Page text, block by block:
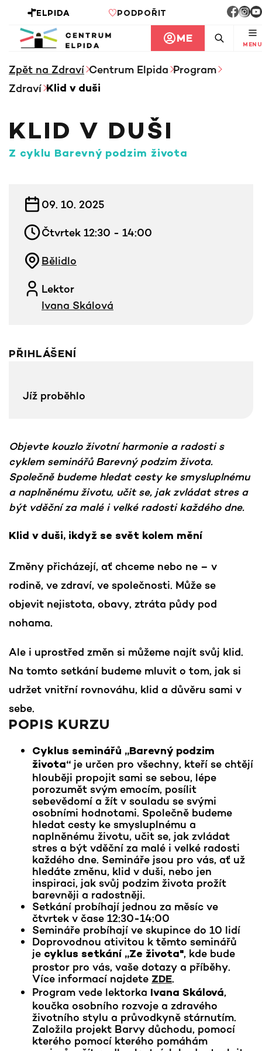
ELPIDA PODPOŘIT
ME MENU
Zpět na Zdraví Centrum Elpida Program
Zdraví Klid v duši
KLID V DUŠI
z cyklu Barevný podzim života
Objevte kouzlo životní harmonie a radosti s
cyklem seminářů Barevný podzim života.
Společně budeme hledat cesty ke smysluplnému
a naplněnému životu, učit se, jak zvládat stres a
být vděční za malé i velké radosti každého dne.
Klid v duši, ikdyž se svět kolem mění
Změny přicházejí, ať chceme nebo ne – v
rodině, ve zdraví, ve společnosti. Může se
objevit nejistota, obavy, ztráta půdy pod
nohama.
Ale i uprostřed změn si můžeme najít svůj klid.
Na tomto setkání budeme mluvit o tom, jak si
udržet vnitřní rovnováhu, klid a důvěru sami v
sebe.
POPIS KURZU
Cyklus seminářů „Barevný podzim
života“ je určen pro všechny, kteří se chtějí
hlouběji propojit sami se sebou, lépe
porozumět svým emocím, posílit
sebevědomí a žít v souladu se svými
osobními hodnotami. Společně budeme
hledat cesty ke smysluplnému a
naplněnému životu, učit se, jak zvládat
stres a být vděční za malé i velké radosti
každého dne. Semináře jsou pro vás, ať už
hledáte změnu, klid v duši, nebo jen
inspiraci, jak svůj podzim života prožít
barevněji a radostněji.
Setkání probíhají jednou za měsíc ve
čtvrtek v čase 12:30-14:00
Semináře probíhají ve skupince do 10 lidí
Doprovodnou ativitou k těmto seminářů
je cyklus setkání ,,Ze života", kde bude
prostor pro vás, vaše dotazy a příběhy.
Více informací najdete ZDE.
Program vede lektorka Ivana Skálová,
koučka osobního rozvoje a zdravého
životního stylu a průvodkyně stárnutím.
Založila projekt Barvy důchodu, pomocí
kterého pomocí kterého pomáhám
09. 10. 2025
Čtvrtek 12:30 - 14:00
Bělidlo
Lektor
Ivana Skálová
PŘIHLÁŠENÍ
Jíž proběhlo